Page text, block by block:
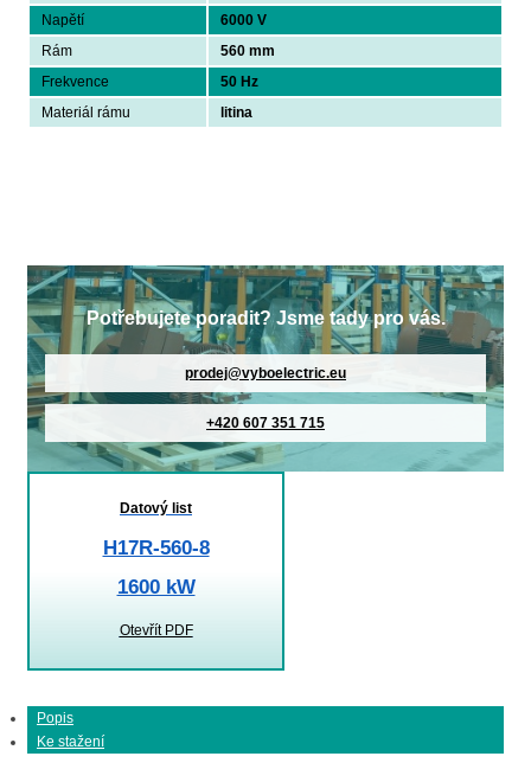
Napětí
6000 V
Rám
560 mm
Frekvence
50 Hz
Materiál rámu
litina
Potřebujete poradit? Jsme tady pro vás.
prodej@vyboelectric.eu
+420 607 351 715
Datový list
H17R-560-8
1600 kW
Otevřít PDF
Popis
Ke stažení